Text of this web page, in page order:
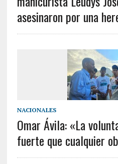
asesinaron por una
NACIONALES
Omar Ávila: «La
fuerte que cualquier